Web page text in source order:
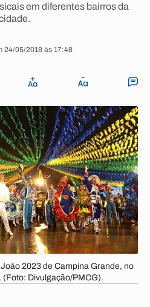
em diferentes bairros da
24/05/2018 às 17:48
2023 de Campina Grande, no
Divulgação/PMCG).